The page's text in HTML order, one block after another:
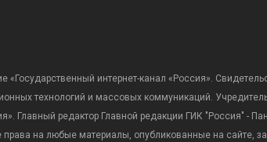
«Государственный интернет-канал «Россия».
технологий и массовых коммуникаций.
Главный редактор Главной редакции ГИК "Россия" -
на любые материалы, опубликованные на